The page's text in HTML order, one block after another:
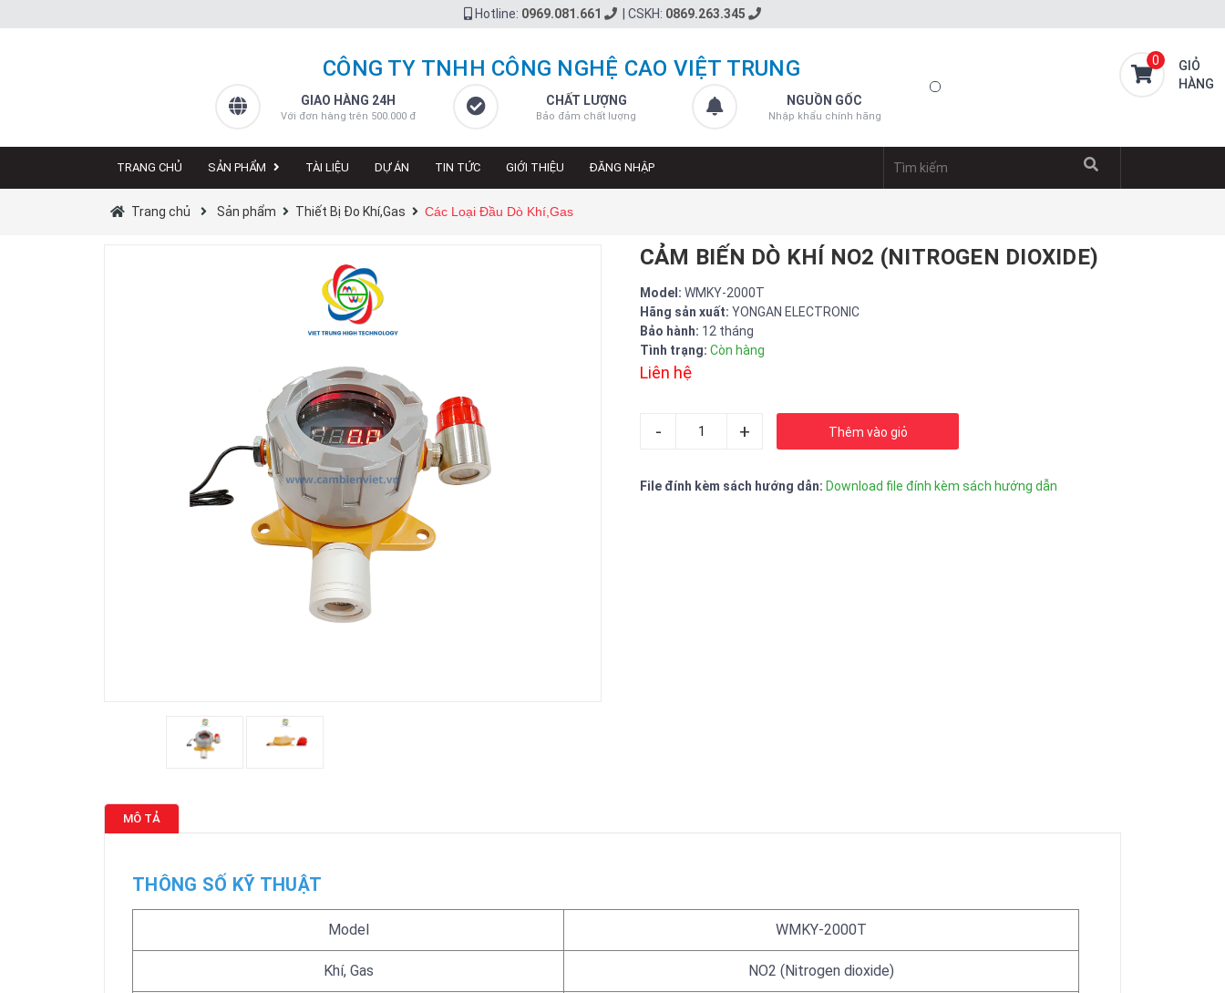
Hotline: 0969.081.661 CSKH: 0869.263.345
CÔNG TY TNHH CÔNG NGHỆ CAO VIỆT TRUNG
GIAO HÀNG 24H
Với đơn hàng trên 500.000 đ
CHẤT LƯỢNG
Bảo đảm chất lượng
NGUỒN GỐC
Nhập khẩu chính hãng
0
GIỎ
HÀNG
TRANG CHỦ SẢN PHẨM TÀI LIỆU DỰ ÁN TIN TỨC GIỚI THIỆU ĐĂNG NHẬP
Trang chủ Sản phẩm Thiết Bị Đo Khí,Gas Các Loại Đầu Dò Khí,Gas
CẢM BIẾN DÒ KHÍ NO2 (NITROGEN DIOXIDE)
Model: WMKY-2000T
Hãng sản xuất: YONGAN ELECTRONIC
Bảo hành: 12 tháng
Tình trạng: Còn hàng
Liên hệ
- + Thêm vào giỏ
File đính kèm sách hướng dẫn: Download file đính kèm sách hướng dẫn
MÔ TẢ
THÔNG SỐ KỸ THUẬT
Model WMKY-2000T
Khí, Gas NO2 (Nitrogen dioxide)